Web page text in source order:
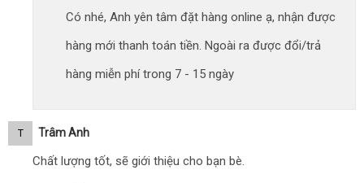
Có nhé, Anh yên tâm đặt hàng online ạ, nhận được
hàng mới thanh toán tiền. Ngoài ra được đổi/trả
hàng miễn phí trong 7 - 15 ngày
T Trâm Anh
Chất lượng tốt, sẽ giới thiệu cho bạn bè.